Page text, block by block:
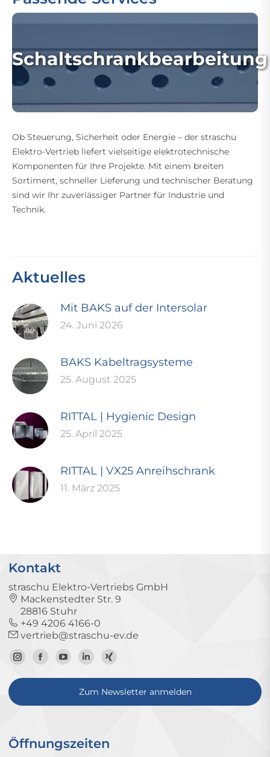
Schaltschrankbearbeitung
Ob Steuerung, Sicherheit oder Energie – der straschu
Elektro-Vertrieb liefert vielseitige elektrotechnische
Komponenten für Ihre Projekte. Mit einem breiten
Sortiment, schneller Lieferung und technischer Beratung
sind wir Ihr zuverlässiger Partner für Industrie und
Technik.
Aktuelles
Mit BAKS auf der Intersolar
24. Juni 2026
BAKS Kabeltragsysteme
25. August 2025
RITTAL | Hygienic Design
25. April 2025
RITTAL | VX25 Anreihschrank
11. März 2025
Kontakt
straschu Elektro-Vertriebs GmbH
Mackenstedter Str. 9
28816 Stuhr
+49 4206 4166-0
vertrieb@straschu-ev.de
Zum
Instagram-
Zur
Facebook-
Zum
YouTube-
Kanal
Zum
LinkedIn-
Profil
Zum
Xing-
Profil
Zum Newsletter anmelden
Öffnungszeiten